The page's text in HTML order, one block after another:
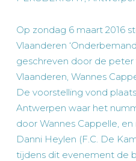
Op zondag 6 maart 2016
Vlaanderen
geschreven door de
Vlaanderen, Wannes
De voorstelling vond
Antwerpen waar het
door Wannes Cappelle,
Danni Heylen (F.C. De
tijdens dit evenement de